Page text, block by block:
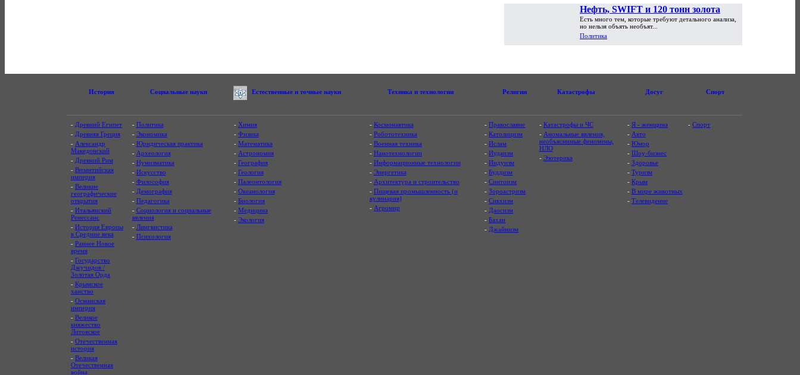
Нефть, SWIFT и 120 тонн золота
Есть много тем, которые требуют детального анализа,
но нельзя объять необъят...
Политика
История Социальные науки Естественные и точные науки Техника и технологии Религии Катастрофы Досуг Спорт
- Древний Египет
- Древняя Греция
- Александр
Македонский
- Древний Рим
- Византийская
империя
- Великие
географические
открытия
- Итальянский
Ренессанс
- История Европы
в Средние века
- Раннее Новое
время
- Государство
Джучидов /
Золотая Орда
- Крымское
ханство
- Османская
империя
- Великое
княжество
Литовское
- Отечественная
история
- Великая
Отечественная
война
- Политика
- Экономика
- Юридическая практика
- Археология
- Нумизматика
- Искусство
- Философия
- Демография
- Педагогика
- Социология и социальные
явления
- Лингвистика
- Психология
- Химия
- Физика
- Математика
- Астрономия
- География
- Геология
- Палеонтология
- Океанология
- Биология
- Медицина
- Экология
- Космонавтика
- Робототехника
- Военная техника
- Нанотехнологии
- Информационные технологии
- Энергетика
- Архитектура и строительство
- Пищевая промышленность (и
кулинария)
- Агромир
-Православие
-Католицизм
-Ислам
-Иудаизм
-Индуизм
-Буддизм
-Синтоизм
-Зороастризм
-Сикхизм
- Даосизм
-Бахаи
- Джайнизм
- Катастрофы и ЧС
- Аномальные явления,
необъяснимые феномены,
НЛО
- Эзотерика
- Я - женщина
- Авто
- Юмор
- Шоу-бизнес
- Здоровье
- Туризм
- Крым
- В мире животных
- Телевидение
-Спорт